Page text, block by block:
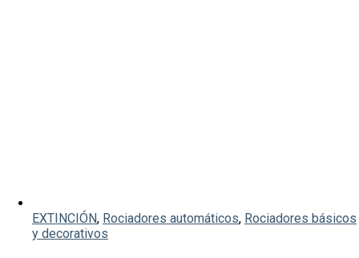
EXTINCIÓN, Rociadores automáticos, Rociadores básicos
y decorativos